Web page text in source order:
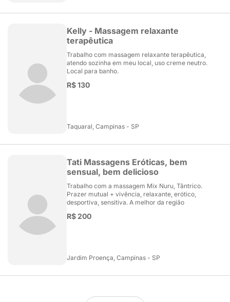
Kelly - Massagem relaxante
terapêutica
Trabalho com massagem relaxante terapêutica,
atendo sozinha em meu local, uso creme neutro.
Local para banho.
R$ 130
Taquaral, Campinas - SP
Tati Massagens Eróticas, bem
sensual, bem delicioso
Trabalho com a massagem Mix Nuru, Tântrico.
Prazer mutual + vivência, relaxante, erótico,
desportiva, sensitiva. A melhor da região
R$ 200
Jardim Proença, Campinas - SP